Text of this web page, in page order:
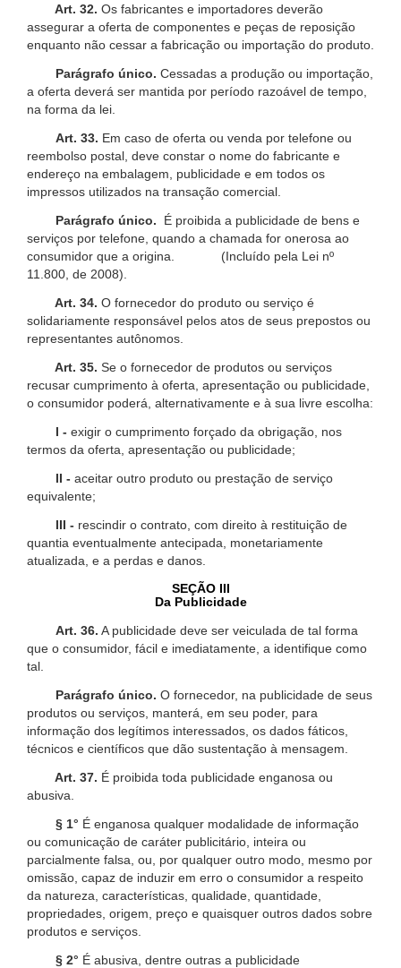
Art. 32. Os fabricantes e importadores deverão
assegurar a oferta de componentes e peças de reposição
enquanto não cessar a fabricação ou importação do produto.
Parágrafo único. Cessadas a produção ou importação,
a oferta deverá ser mantida por período razoável de tempo,
na forma da lei.
Art. 33. Em caso de oferta ou venda por telefone ou
reembolso postal, deve constar o nome do fabricante e
endereço na embalagem, publicidade e em todos os
impressos utilizados na transação comercial.
Parágrafo único.
É proibida a publicidade de bens e
serviços por telefone, quando a chamada for onerosa ao
consumidor que a origina. (Incluído pela Lei nº
11.800, de 2008).
Art. 34. O fornecedor do produto ou serviço é
solidariamente responsável pelos atos de seus prepostos ou
representantes autônomos.
Art. 35. Se o fornecedor de produtos ou serviços
recusar cumprimento à oferta, apresentação ou publicidade,
o consumidor poderá, alternativamente e à sua livre escolha:
I - exigir o cumprimento forçado da obrigação, nos
termos da oferta, apresentação ou publicidade;
II - aceitar outro produto ou prestação de serviço
equivalente;
III - rescindir o contrato, com direito à restituição de
quantia eventualmente antecipada, monetariamente
atualizada, e a perdas e danos.
SEÇÃO III
Da Publicidade
Art. 36. A publicidade deve ser veiculada de tal forma
que o consumidor, fácil e imediatamente, a identifique como
tal.
Parágrafo único. O fornecedor, na publicidade de seus
produtos ou serviços, manterá, em seu poder, para
informação dos legítimos interessados, os dados fáticos,
técnicos e científicos que dão sustentação à mensagem.
Art. 37. É proibida toda publicidade enganosa ou
abusiva.
§ 1° É enganosa qualquer modalidade de informação
ou comunicação de caráter publicitário, inteira ou
parcialmente falsa, ou, por qualquer outro modo, mesmo por
omissão, capaz de induzir em erro o consumidor a respeito
da natureza, características, qualidade, quantidade,
propriedades, origem, preço e quaisquer outros dados sobre
produtos e serviços.
§ 2° É abusiva, dentre outras a publicidade